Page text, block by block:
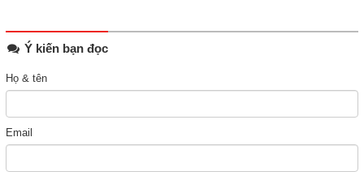
Ý kiến bạn đọc
Họ & tên
Email